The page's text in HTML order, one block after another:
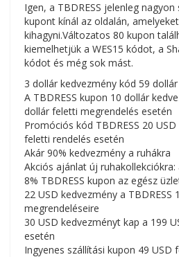
Igen, a TBDRESS jelenleg
kupont kínál az oldalán,
kihagyni.Változatos 80 kupon
kiemelhetjük a WES15 kódot, a
kódot és még sok mást.
3 dollár kedvezmény kód 59
A TBDRESS kupon 10 dollár
dollár feletti megrendelés esetén
Promóciós kód TBDRESS 20
feletti rendelés esetén
Akár 90% kedvezmény a ruhákra
Akciós ajánlat új
8% TBDRESS kupon az egész
22 USD kedvezmény a TBDRESS
megrendeléseire
30 USD kedvezményt kap a 199
esetén
Ingyenes szállítási kupon 49 USD